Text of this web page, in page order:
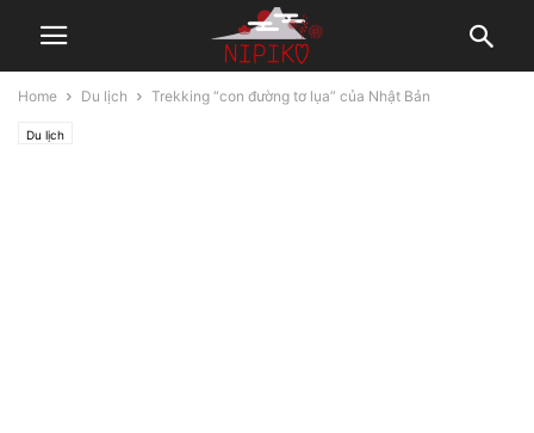
Home Du lịch Trekking “con đường tơ lụa” của Nhật Bản
Du lịch